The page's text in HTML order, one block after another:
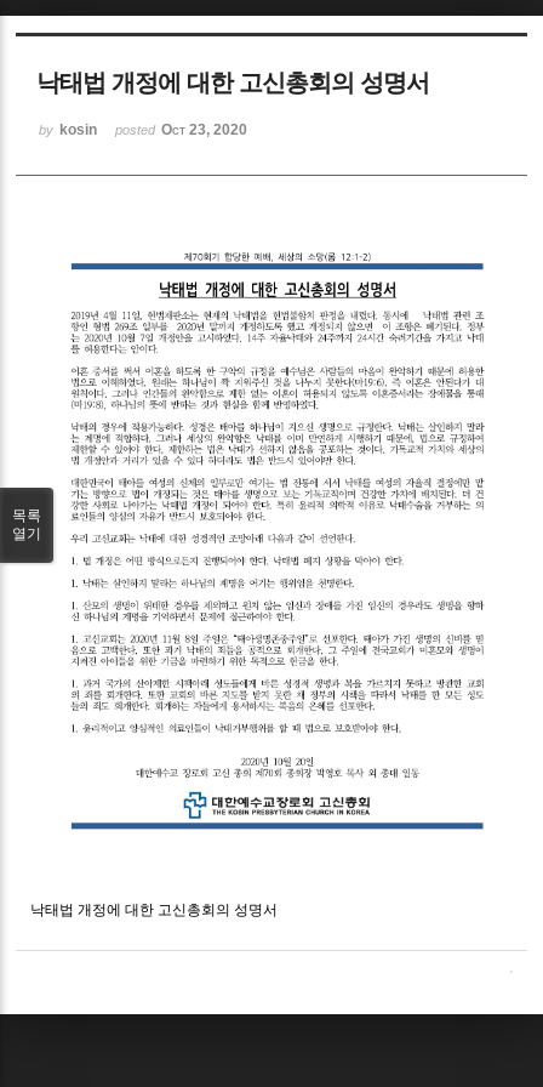
낙태법 개정에 대한 고신총회의 성명서
by kosin posted Oct 23, 2020
낙태법 개정에 대한 고신총회의 성명서
목록
열기
Sketchbook5, 스케치북5
Sketchbook5, 스케치북5